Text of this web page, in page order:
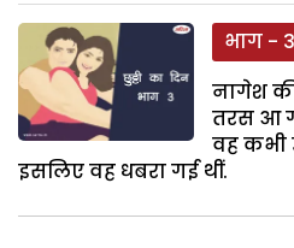
भाग - 3
नागेश
तरस आ
वह कभी
इसलिए वह धबरा गई थीं.